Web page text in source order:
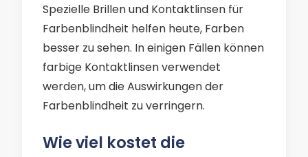
Spezielle Brillen und Kontaktlinsen für
Farbenblindheit helfen heute, Farben
besser zu sehen. In einigen Fällen können
farbige Kontaktlinsen verwendet
werden, um die Auswirkungen der
Farbenblindheit zu verringern.
Wie viel kostet die